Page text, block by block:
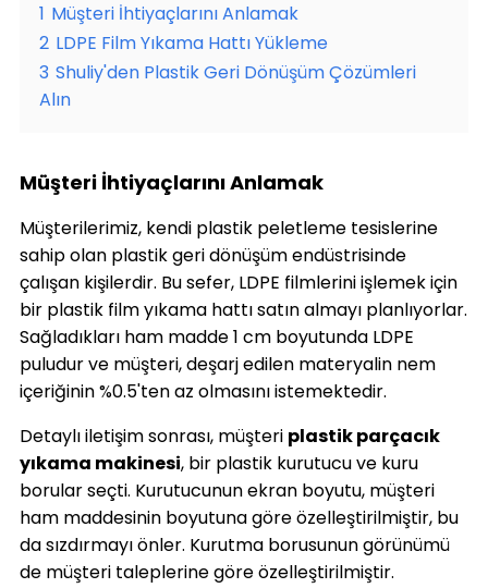
1 Müşteri İhtiyaçlarını Anlamak
2 LDPE Film Yıkama Hattı Yükleme
3 Shuliy'den Plastik Geri Dönüşüm Çözümleri
Alın
Müşteri İhtiyaçlarını Anlamak
Müşterilerimiz, kendi plastik peletleme tesislerine
sahip olan plastik geri dönüşüm endüstrisinde
çalışan kişilerdir. Bu sefer, LDPE filmlerini işlemek için
bir plastik film yıkama hattı satın almayı planlıyorlar.
Sağladıkları ham madde 1 cm boyutunda LDPE
puludur ve müşteri, deşarj edilen materyalin nem
içeriğinin %0.5'ten az olmasını istemektedir.
Detaylı iletişim sonrası, müşteri plastik parçacık
yıkama makinesi, bir plastik kurutucu ve kuru
borular seçti. Kurutucunun ekran boyutu, müşteri
ham maddesinin boyutuna göre özelleştirilmiştir, bu
da sızdırmayı önler. Kurutma borusunun görünümü
de müşteri taleplerine göre özelleştirilmiştir.